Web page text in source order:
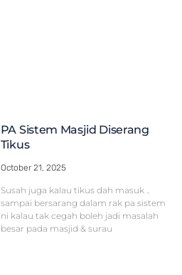
PA Sistem Masjid Diserang
Tikus
October 21, 2025
Susah juga kalau tikus dah masuk ..
sampai bersarang dalam rak pa sistem
ni kalau tak cegah boleh jadi masalah
besar pada masjid & surau